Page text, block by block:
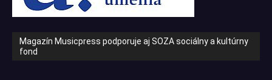
Magazín Musicpress podporuje aj SOZA sociálny a kultúrny
fond